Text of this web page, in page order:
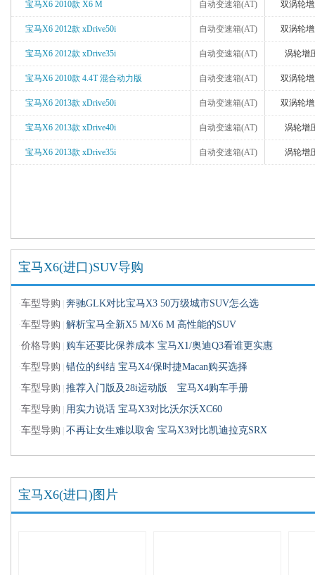
宝马X6 2010款 X6 M 自动变速箱(AT) 双涡轮
宝马X6 2012款 xDrive50i 自动变速箱(AT) 双涡轮
宝马X6 2012款 xDrive35i 自动变速箱(AT) 涡轮增
宝马X6 2010款 4.4T 混合动力版 自动变速箱(AT) 双涡轮
宝马X6 2013款 xDrive50i 自动变速箱(AT) 双涡轮
宝马X6 2013款 xDrive40i 自动变速箱(AT) 涡轮增
宝马X6 2013款 xDrive35i 自动变速箱(AT) 涡轮增
宝马X6(进口)SUV导购
车型导购 奔驰GLK对比宝马X3 50万级城市SUV怎么选
车型导购 解析宝马全新X5 M/X6 M 高性能的SUV
价格导购 购车还要比保养成本 宝马X1/奥迪Q3看谁更实惠
车型导购 错位的纠结 宝马X4/保时捷Macan购买选择
车型导购 推荐入门版及28i运动版 宝马X4购车手册
车型导购 用实力说话 宝马X3对比沃尔沃XC60
车型导购 不再让女生难以取舍 宝马X3对比凯迪拉克SRX
宝马X6(进口)图片